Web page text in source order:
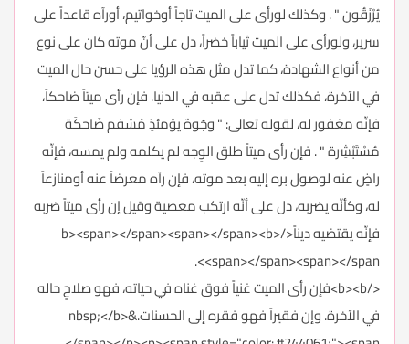
يُرْزَقُون " . وكذلك لورأى على الميت تاجاً أوخواتيم، أورآه قاعداً على
سرير، ولورأى على الميت ثياباً خضراً، دل على أنّ موته كان على نوع
من أنواع الشهادة، كما تدل مثل هذه الرِؤيا علىِ حسن حال الميت
في الآخرة، فكذلك تدل على عقبه في الدنيا. فإن رأى ميتاً ضاحكاً،
فإنّه مغفور له، لقوله تعالى: " وجُوهٌ يَوْمَئِذٍ مُسْفِم ضَاحِكَة
مُسْتَبْشِرة " . فإن رأى ميتاً طلق الوِجه لم يكلمه ولم يمسه، فإنّه
راضٍ عنه لوصول بره إليه بعد موته، فإن رآه معرضاً عنه أومنازعاً
له، وكأنّه يضربه، دل على أنّه ارتكب معصية وقيل إن رأى ميتاً ضربه
فإنّه يقتضيه ديناً</b><span></span><span></span><b>
<span></span><span></span>.
</b><b>فإن رأى الميت غنياً فوق غناه في حياته، فهو صلاحٍ حاله
في الآخرة. وإن فقيراً فهو فقره إلى الحسنات.&nbsp;</b>